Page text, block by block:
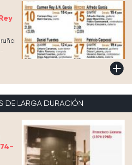
DE LARGA DURACIÓN